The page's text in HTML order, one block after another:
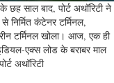
साल बाद, पोर्ट अथॉरिटी ने
निर्मित कंटेनर टर्मिनल,
टर्मिनल खोला। आज, एक ही
एक्स लोड के बराबर माल
अथॉरिटी